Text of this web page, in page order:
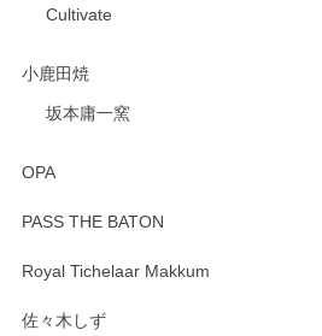
Cultivate
小鹿田焼
坂本庸一窯
OPA
PASS THE BATON
Royal Tichelaar Makkum
佐々木しず